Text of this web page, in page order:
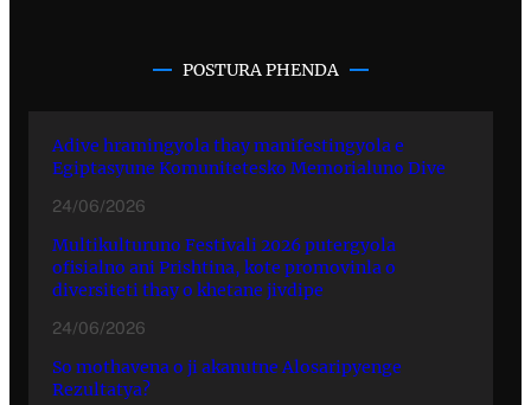
POSTURA PHENDA
Adive hramingyola thay manifestingyola e
Egiptasyune Komunitetesko Memorialuno Dive
24/06/2026
Multikulturuno Festivali 2026 putergyola
ofisialno ani Prishtina, kote promovinla o
diversiteti thay o khetane jivdipe
24/06/2026
So mothavena o ji akanutne Alosaripyenge
Rezultatya?